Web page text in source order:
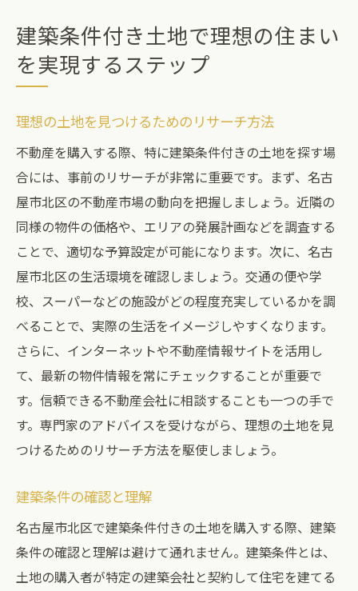
建築条件付き土地で理想の住まい
を実現するステップ
理想の土地を見つけるためのリサーチ方法
不動産を購入する際、特に建築条件付きの土地を探す場
合には、事前のリサーチが非常に重要です。まず、名古
屋市北区の不動産市場の動向を把握しましょう。近隣の
同様の物件の価格や、エリアの発展計画などを調査する
ことで、適切な予算設定が可能になります。次に、名古
屋市北区の生活環境を確認しましょう。交通の便や学
校、スーパーなどの施設がどの程度充実しているかを調
べることで、実際の生活をイメージしやすくなります。
さらに、インターネットや不動産情報サイトを活用し
て、最新の物件情報を常にチェックすることが重要で
す。信頼できる不動産会社に相談することも一つの手で
す。専門家のアドバイスを受けながら、理想の土地を見
つけるためのリサーチ方法を駆使しましょう。
建築条件の確認と理解
名古屋市北区で建築条件付きの土地を購入する際、建築
条件の確認と理解は避けて通れません。建築条件とは、
土地の購入者が特定の建築会社と契約して住宅を建てる